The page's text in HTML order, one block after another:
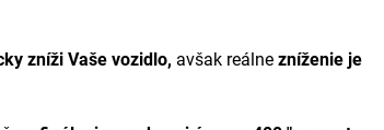
zníži Vaše vozidlo, avšak reálne zníženie je